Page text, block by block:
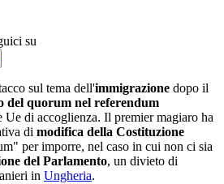
su
sul tema dell'immigrazione dopo il
del quorum nel referendum
Ue di accoglienza. Il premier magiaro ha
di modifica della Costituzione
per imporre, nel caso in cui non ci sia
del Parlamento, un divieto di
in Ungheria.